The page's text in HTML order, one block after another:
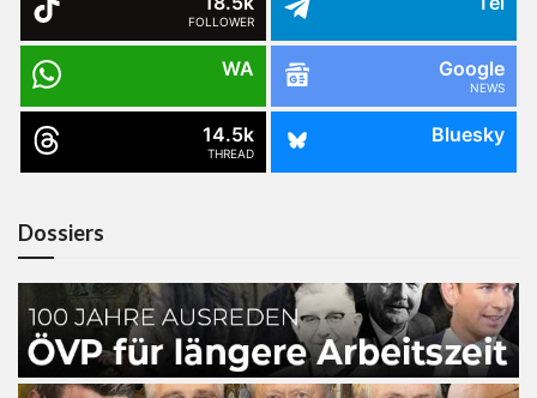
FOLLOWER
WA Google
NEWS
14.5k
THREAD
Bluesky
Dossiers